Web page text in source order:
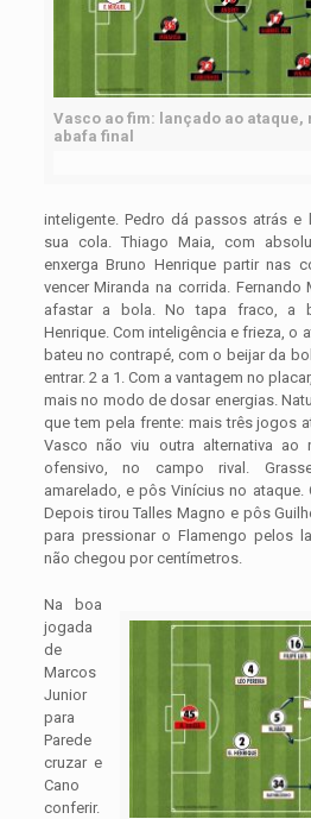
Vasco ao fim: lançado ao ataque,
abafa final
inteligente. Pedro dá passos atrás e
sua cola. Thiago Maia, com
enxerga Bruno Henrique partir nas
vencer Miranda na corrida. Fernando
afastar a bola. No tapa fraco, a
Henrique. Com inteligência e frieza, o
bateu no contrapé, com o beijar da
entrar. 2 a 1. Com a vantagem no
mais no modo de dosar energias.
que tem pela frente: mais três jogos
Vasco não viu outra alternativa ao
ofensivo, no campo rival.
amarelado, e pôs Vinícius no ataque.
Depois tirou Talles Magno e pôs
para pressionar o Flamengo pelos
não chegou por centímetros.
Na boa
jogada
de
Marcos
Junior
para
Parede
cruzar e
Cano
conferir.